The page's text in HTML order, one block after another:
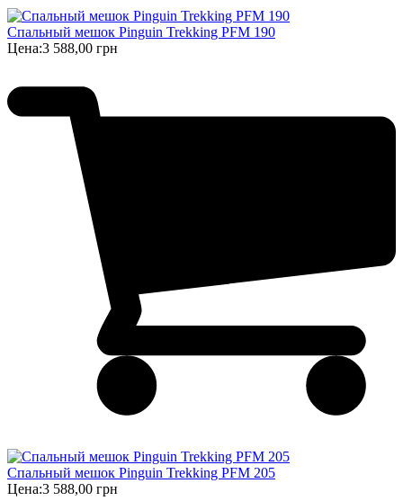
Спальный мешок Pinguin Trekking PFM 190
Цена:3 588,00 грн
Спальный мешок Pinguin Trekking PFM 205
Цена:3 588,00 грн